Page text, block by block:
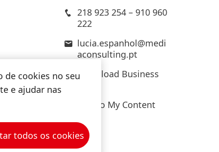
218 923 254 – 910 960
222
lucia.espanhol@medi
aconsulting.pt
Download Business
Add to My Content
de cookies no seu
e ajudar nas
todos os cookies